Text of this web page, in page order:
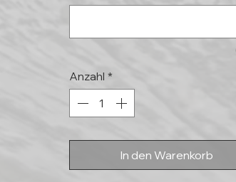
Anzahl *
In den Warenkorb